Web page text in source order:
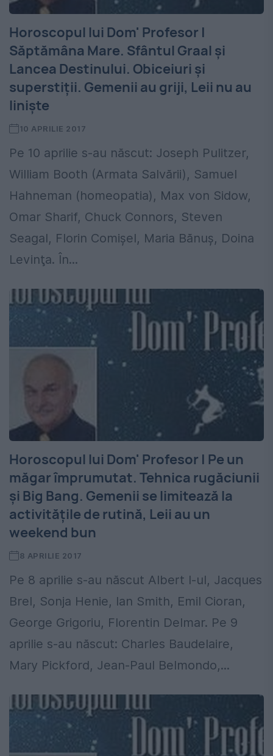
Horoscopul lui Dom' Profesor |
Săptămâna Mare. Sfântul Graal și
Lancea Destinului. Obiceiuri și
superstiții. Gemenii au griji, Leii nu au
liniște
10 APRILIE 2017
Pe 10 aprilie s-au născut: Joseph Pulitzer,
William Booth (Armata Salvării), Samuel
Hahneman (homeopatia), Max von Sidow,
Omar Sharif, Chuck Connors, Steven
Seagal, Florin Comişel, Maria Bănuş, Doina
Levinţa. În...
Horoscopul lui Dom' Profesor | Pe un
măgar împrumutat. Tehnica rugăciunii
și Big Bang. Gemenii se limitează la
activitățile de rutină, Leii au un
weekend bun
8 APRILIE 2017
Pe 8 aprilie s-au născut Albert I-ul, Jacques
Brel, Sonja Henie, Ian Smith, Emil Cioran,
George Grigoriu, Florentin Delmar. Pe 9
aprilie s-au născut: Charles Baudelaire,
Mary Pickford, Jean-Paul Belmondo,...